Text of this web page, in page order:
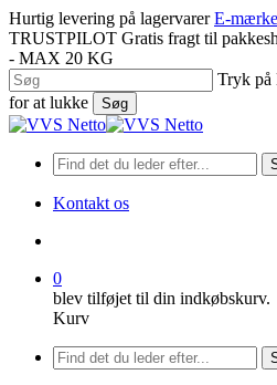
Spring
til
hovedindhold
Hurtig levering på lagervarer E-
TRUSTPILOT Gratis fragt til
- MAX 20 KG
Tryk på
for at lukke
Søg
Luk
Kontakt os
0
blev tilføjet til din indkøbskurv.
Kurv
Menu